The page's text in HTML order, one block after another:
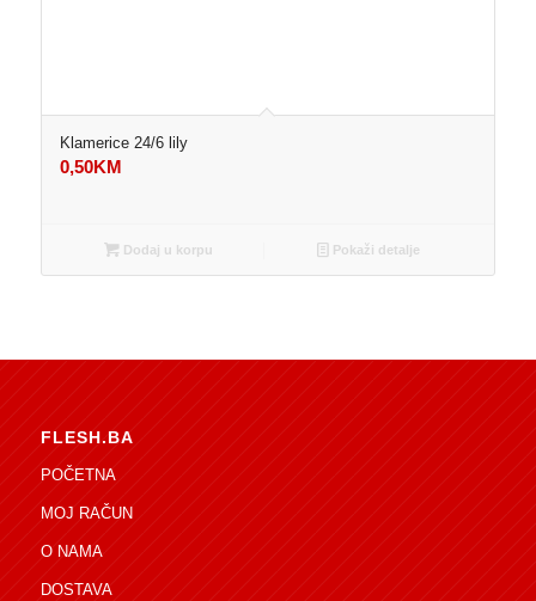
Klamerice 24/6 lily
0,50KM
Dodaj u korpu Pokaži detalje
FLESH.BA
POČETNA
MOJ RAČUN
O NAMA
DOSTAVA